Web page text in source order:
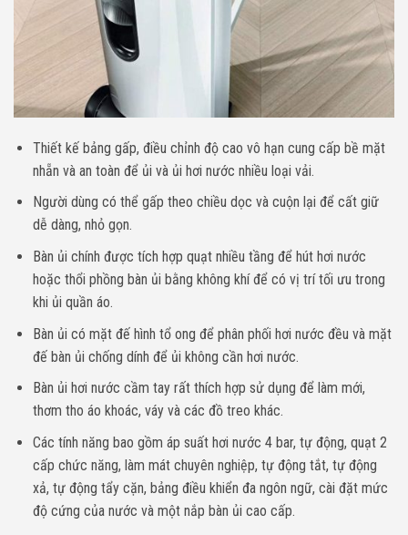
Thiết kế bảng gấp, điều chỉnh độ cao vô hạn cung cấp bề mặt
nhẵn và an toàn để ủi và ủi hơi nước nhiều loại vải.
Người dùng có thể gấp theo chiều dọc và cuộn lại để cất giữ
dễ dàng, nhỏ gọn.
Bàn ủi chính được tích hợp quạt nhiều tầng để hút hơi nước
hoặc thổi phồng bàn ủi bằng không khí để có vị trí tối ưu trong
khi ủi quần áo.
Bàn ủi có mặt đế hình tổ ong để phân phối hơi nước đều và mặt
đế bàn ủi chống dính để ủi không cần hơi nước.
Bàn ủi hơi nước cầm tay rất thích hợp sử dụng để làm mới,
thơm tho áo khoác, váy và các đồ treo khác.
Các tính năng bao gồm áp suất hơi nước 4 bar, tự động, quạt 2
cấp chức năng, làm mát chuyên nghiệp, tự động tắt, tự động
xả, tự động tẩy cặn, bảng điều khiển đa ngôn ngữ, cài đặt mức
độ cứng của nước và một nắp bàn ủi cao cấp.